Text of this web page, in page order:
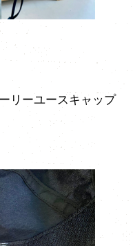
リーユースキャップ